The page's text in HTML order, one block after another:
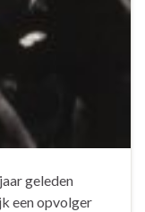
geleden
een opvolger